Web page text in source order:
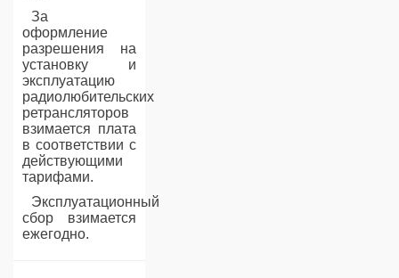
За
оформление
разрешения на
установку и
эксплуатацию
радиолюбительских
ретрансляторов
взимается плата
в соответствии с
действующими
тарифами.
Эксплуатационный
сбор взимается
ежегодно.